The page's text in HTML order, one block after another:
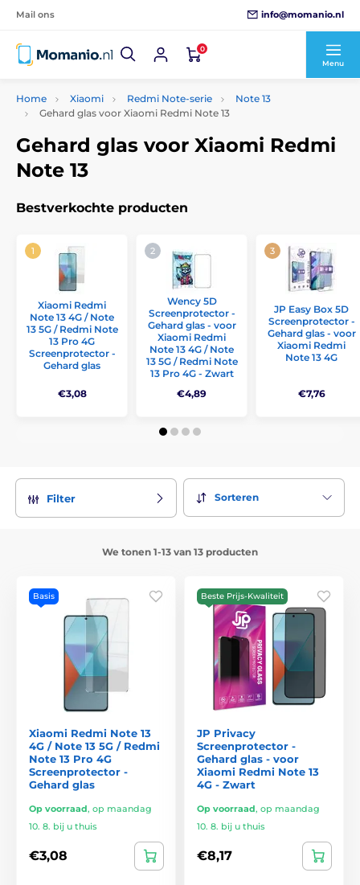
Mail ons info@momanio.nl
0
Menu
Home Xiaomi Redmi Note-serie
Note 13
Gehard glas voor Xiaomi Redmi Note 13
Gehard glas voor Xiaomi Redmi
Note 13
Bestverkochte producten
Xiaomi Redmi
Note 13 4G / Note
13 5G / Redmi Note
13 Pro 4G
Screenprotector -
Gehard glas
€3,08
Wency 5D
Screenprotector -
Gehard glas - voor
Xiaomi Redmi
Note 13 4G / Note
13 5G / Redmi Note
13 Pro 4G - Zwart
€4,89
JP Easy Box 5D
Screenprotector -
Gehard glas - voor
Xiaomi Redmi
Note 13 4G
€7,76
Filter Sorteren
We tonen 1-13 van 13 producten
Basis
Xiaomi Redmi Note 13
4G / Note 13 5G / Redmi
Note 13 Pro 4G
Screenprotector -
Gehard glas
Op voorraad, op maandag
10. 8. bij u thuis
€3,08
Beste Prijs-Kwaliteit
JP Privacy
Screenprotector -
Gehard glas - voor
Xiaomi Redmi Note 13
4G - Zwart
Op voorraad, op maandag
10. 8. bij u thuis
€8,17